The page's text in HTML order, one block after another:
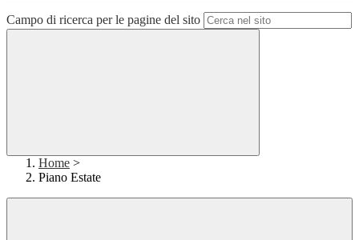
Campo di ricerca per le pagine del sito
Home >
Piano Estate